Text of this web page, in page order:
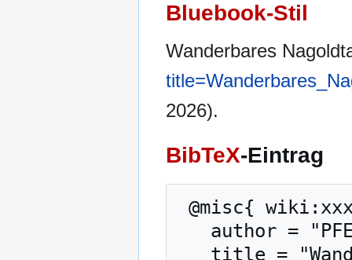
Bluebook-Stil
Wanderbares
2026).
BibTeX-Eintrag